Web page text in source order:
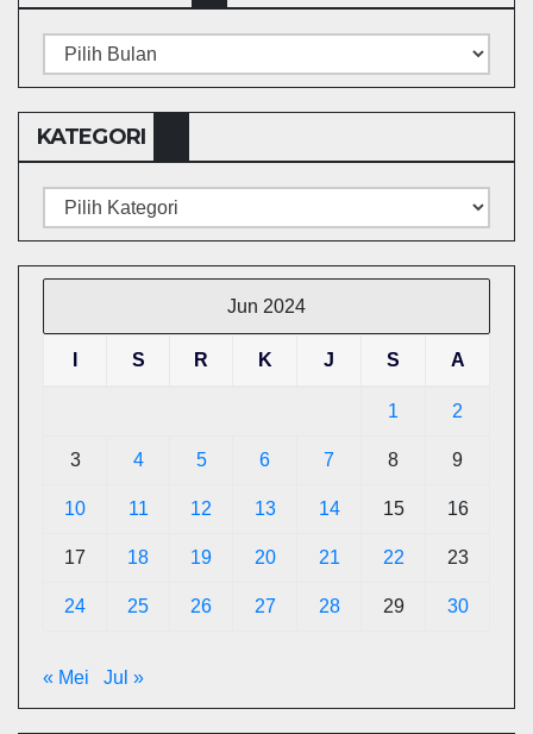
ARKIB
BERITA
KATEGORI
Kategori
Jun 2024
S R K J S A
1 2
3 4 5 6 7 8 9
10 11 12 13 14 15 16
17 18 19 20 21 22 23
24 25 26 27 28 29 30
« Mei Jul »